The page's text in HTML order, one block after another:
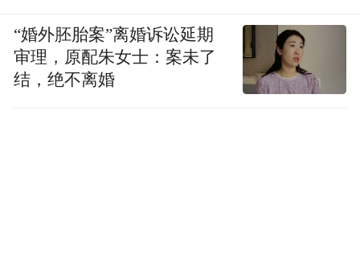
“婚外胚胎案”离婚诉讼延期
审理，原配朱女士：案未了
结，绝不离婚